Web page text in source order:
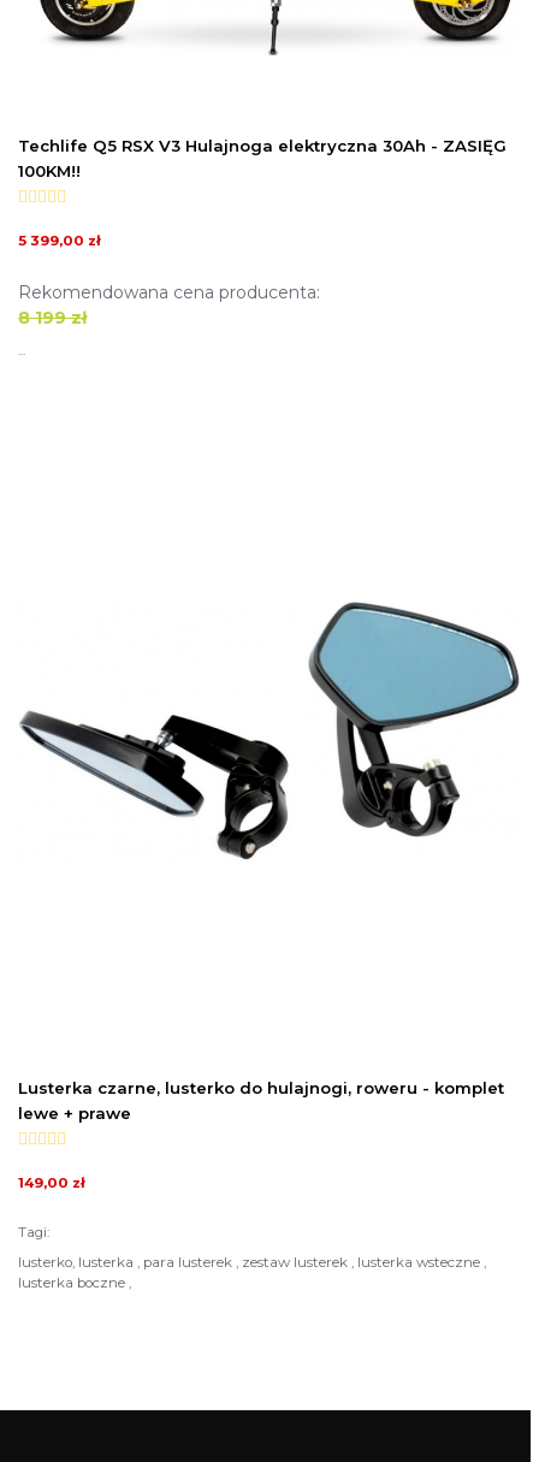
Techlife Q5 RSX V3 Hulajnoga elektryczna 30Ah - ZASIĘG
100KM!!
5 399,00 zł
Rekomendowana cena producenta:
8 199 zł
...
Lusterka czarne, lusterko do hulajnogi, roweru - komplet
lewe + prawe
149,00 zł
Tagi:
lusterko, lusterka , para lusterek , zestaw lusterek , lusterka wsteczne ,
lusterka boczne ,